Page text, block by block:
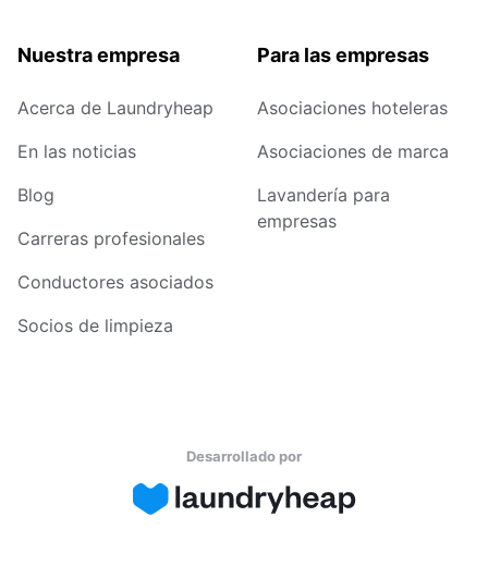
Nuestra empresa
Acerca de Laundryheap
En las noticias
Blog
Carreras profesionales
Conductores asociados
Socios de limpieza
Para las empresas
Asociaciones hoteleras
Asociaciones de marca
Lavandería para
empresas
Desarrollado por